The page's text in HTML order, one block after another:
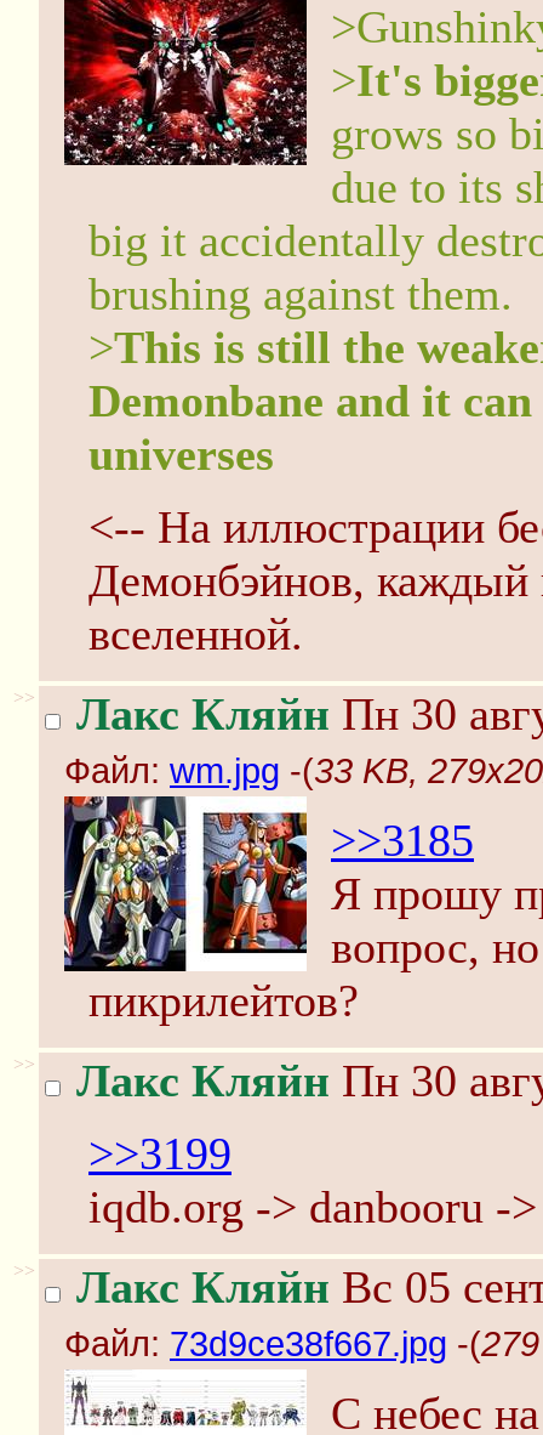
>It's
grows so
due to its
big it accidentally
brushing against them.
>This is still the
Demonbane and it
universes
<-- На иллюстрации
Демонбэйнов, каждый
вселенной.
>> Лакс Кляйн Пн 30
Файл: wm.jpg -(33 KB,
>>3185
Я прошу
вопрос,
пикрилейтов?
>> Лакс Кляйн Пн 30
>>3199
iqdb.org -> danbooru -
>> Лакс Кляйн Вс 05
Файл: 73d9ce38f667.jpg -(
С небес